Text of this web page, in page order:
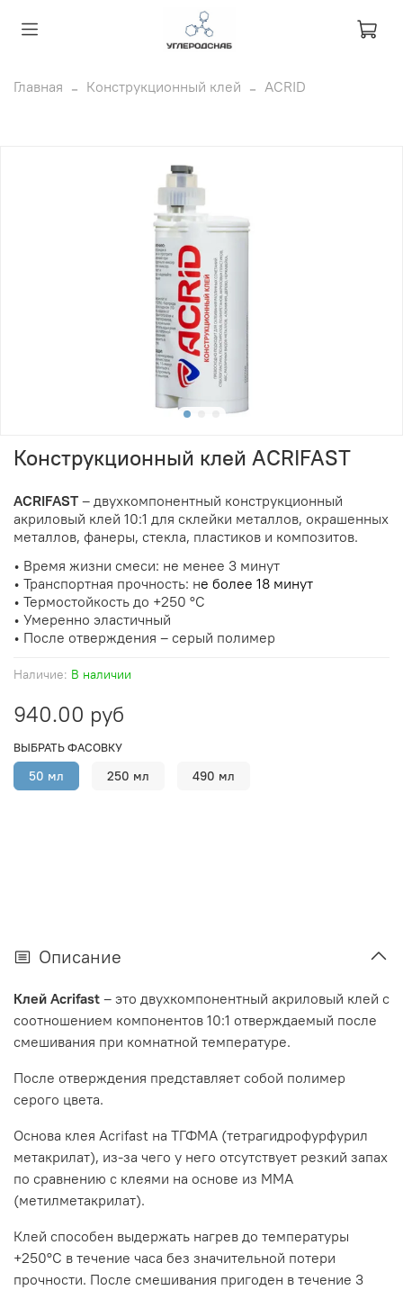
Главная Конструкционный клей ACRID
Наличие: В наличии
Конструкционный клей ACRIFAST
940.00 руб
ВЫБРАТЬ ФАСОВКУ
50 мл 250 мл 490 мл
ACRIFAST – двухкомпонентный конструкционный
акриловый клей 10:1 для склейки металлов, окрашенных
металлов, фанеры, стекла, пластиков и композитов.
• Время жизни смеси: не менее 3 минут
• Транспортная прочность: не более 18 минут
• Термостойкость до +250 °С
• Умеренно эластичный
• После отверждения – серый полимер
Описание
Клей Acrifast – это двухкомпонентный акриловый клей с
соотношением компонентов 10:1 отверждаемый после
смешивания при комнатной температуре.
После отверждения представляет собой полимер
серого цвета.
Основа клея Acrifast на ТГФМА (тетрагидрофурфурил
метакрилат), из-за чего у него отсутствует резкий запах
по сравнению с клеями на основе из ММА
(метилметакрилат).
Клей способен выдержать нагрев до температуры
+250°С в течение часа без значительной потери
прочности. После смешивания пригоден в течение 3